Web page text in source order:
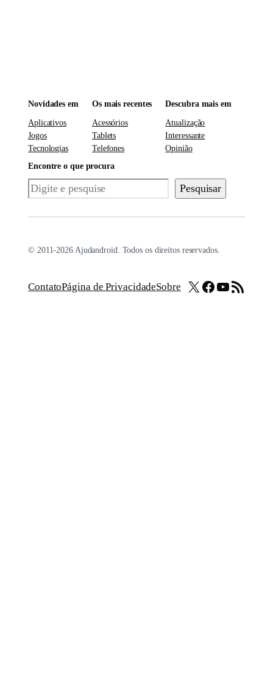
Novidades em
Aplicativos
Jogos
Tecnologias
Os mais recentes
Acessórios
Tablets
Telefones
Descubra mais em
Atualização
Interessante
Opinião
Encontre o que procura
Pesquisar Pesquisar
© 2011-2026 Ajudandroid. Todos os direitos reservados.
ContatoPágina de PrivacidadeSobre X Facebook
Youtube
Feed RSS